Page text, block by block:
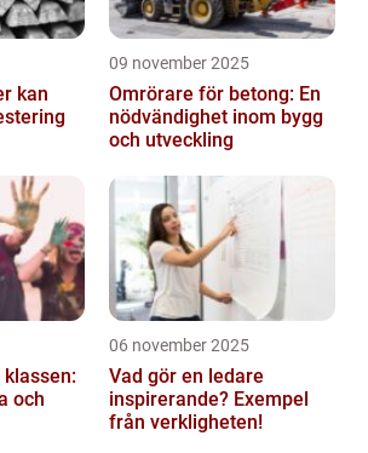
kan
09 november 2025
Omrörare för betong: En
nödvändighet inom bygg
och utveckling
och
06 november 2025
Vad gör en ledare
inspirerande? Exempel
från verkligheten!